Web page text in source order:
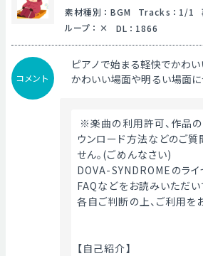
素材種別 ： BGM Tracks ： 1/1
ループ ： DL ： 1866
コメント
ピアノで始まる軽快でかわい
かわいい場面や明るい場面に
ウンロード方法などのご
せん。(ごめんなさい)
DOVA-SYNDROMEのライ
FAQなどをお読みいただい
各自ご判断の上、ご利用を
【自己紹介】